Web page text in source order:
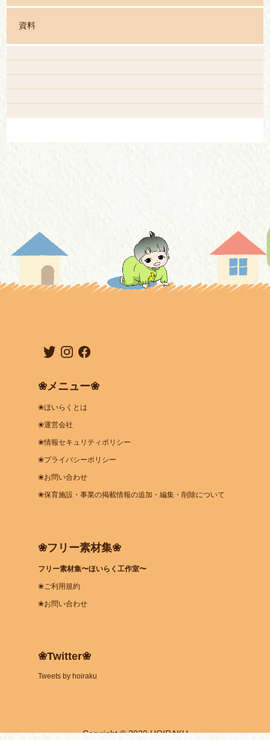
資料
❀メニュー❀
❀ほいらくとは
❀運営会社
❀情報セキュリティポリシー
❀プライバシーポリシー
❀お問い合わせ
❀保育施設・事業の掲載情報の追加・編集・削除について
❀フリー素材集❀
フリー素材集〜ほいらく工作室〜
❀ご利用規約
❀お問い合わせ
❀Twitter❀
Tweets by hoiraku
Coryright © 2020 HOIRAKU